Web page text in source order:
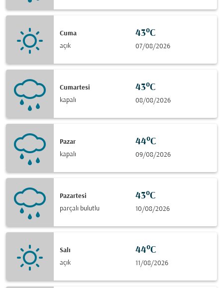
Cuma
açık
43°C
07/08/2026
Cumartesi
kapalı
43°C
08/08/2026
Pazar
kapalı
44°C
09/08/2026
Pazartesi
parçalı bulutlu
43°C
10/08/2026
Salı
açık
44°C
11/08/2026